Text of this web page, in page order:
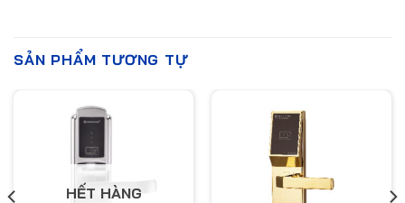
SẢN PHẨM TƯƠNG TỰ
HẾT HÀNG